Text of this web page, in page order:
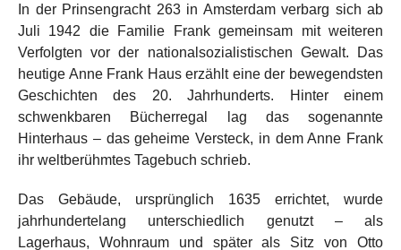
In der Prinsengracht 263 in Amsterdam verbarg sich ab
Juli 1942 die Familie Frank gemeinsam mit weiteren
Verfolgten vor der nationalsozialistischen Gewalt. Das
heutige Anne Frank Haus erzählt eine der bewegendsten
Geschichten des 20. Jahrhunderts. Hinter einem
schwenkbaren Bücherregal lag das sogenannte
Hinterhaus – das geheime Versteck, in dem Anne Frank
ihr weltberühmtes Tagebuch schrieb.
Das Gebäude, ursprünglich 1635 errichtet, wurde
jahrhundertelang unterschiedlich genutzt – als
Lagerhaus, Wohnraum und später als Sitz von Otto